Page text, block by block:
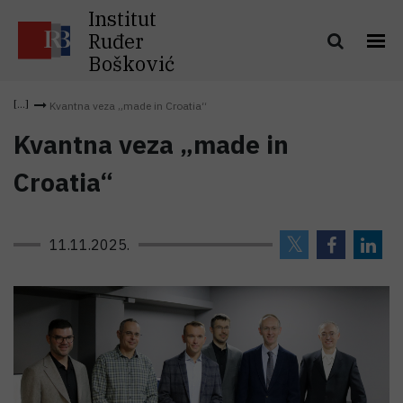
Institut
Ruđer
Bošković
Kvantna veza „made in Croatia“
Kvantna veza „made in
Croatia“
11.11.2025.